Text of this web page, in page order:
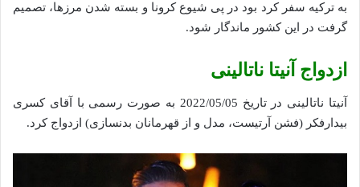
به ترکیه سفر کرد بود در پی شیوع کرونا و بسته شدن مرزها، تصمیم
گرفت در این کشور ماندگار شود.
ازدواج آنیتا ناتالینی
آنیتا ناتالینی در تاریخ 2022/05/05 به صورت رسمی با آقای کسری
بیدارفکر (فشن آرتیست، مدل و از قهرمانان بدنسازی) ازدواج کرد.